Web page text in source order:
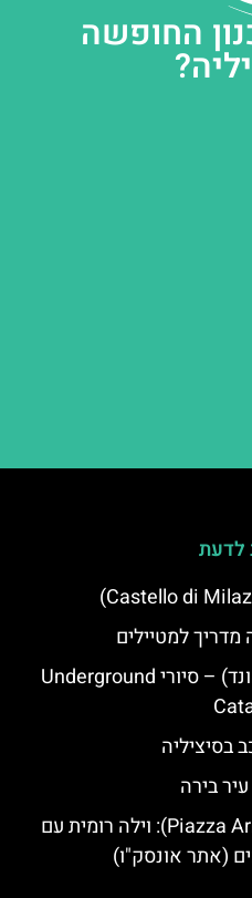
החופשה
לדעת
מדריך למטיילים
קטניה התחתית (אנדרגראונד) – סיורי Underground
בסיציליה
בירה
פיאצה ארמרינה (Piazza Armerina): וילה רומית עם
(אתר אונסק"ו)